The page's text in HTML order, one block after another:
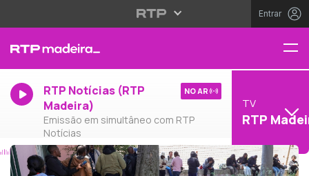
Entrar
RTP Notícias (RTP
Madeira)
Emissão em simultâneo com RTP
Notícias
NO AR
TV
RTP